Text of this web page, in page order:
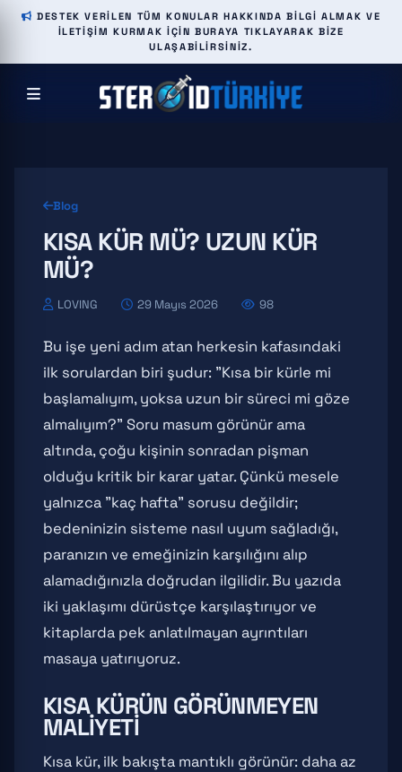
DESTEK VERILEN TÜM KONULAR HAKKINDA BILGI ALMAK VE
ILETIŞIM KURMAK IÇIN BURAYA TIKLAYARAK BIZE
ULAŞABILIRSINIZ.
Blog
KISA KÜR MÜ? UZUN KÜR
MÜ?
LOVING 29 Mayıs 2026 98
Bu işe yeni adım atan herkesin kafasındaki
ilk sorulardan biri şudur: "Kısa bir kürle mi
başlamalıyım, yoksa uzun bir süreci mi göze
almalıyım?" Soru masum görünür ama
altında, çoğu kişinin sonradan pişman
olduğu kritik bir karar yatar. Çünkü mesele
yalnızca "kaç hafta" sorusu değildir;
bedeninizin sisteme nasıl uyum sağladığı,
paranızın ve emeğinizin karşılığını alıp
alamadığınızla doğrudan ilgilidir. Bu yazıda
iki yaklaşımı dürüstçe karşılaştırıyor ve
kitaplarda pek anlatılmayan ayrıntıları
masaya yatırıyoruz.
KISA KÜRÜN GÖRÜNMEYEN
MALIYETI
Kısa kür, ilk bakışta mantıklı görünür: daha az